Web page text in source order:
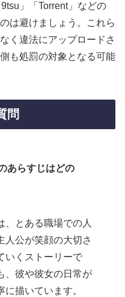
」「Torrent」などの
は避けましょう。これら
く違法にアップロードさ
も処罰の対象となる可能
問
あらすじはどの
、とある職場での人
人公が笑顔の大切さ
いくストーリーで
、彼や彼女の日常が
描いています。